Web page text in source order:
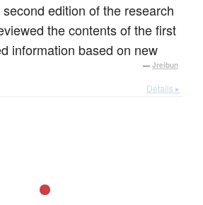
edition of the research
the contents of the first
information based on new
— Jreibun
Details ▸